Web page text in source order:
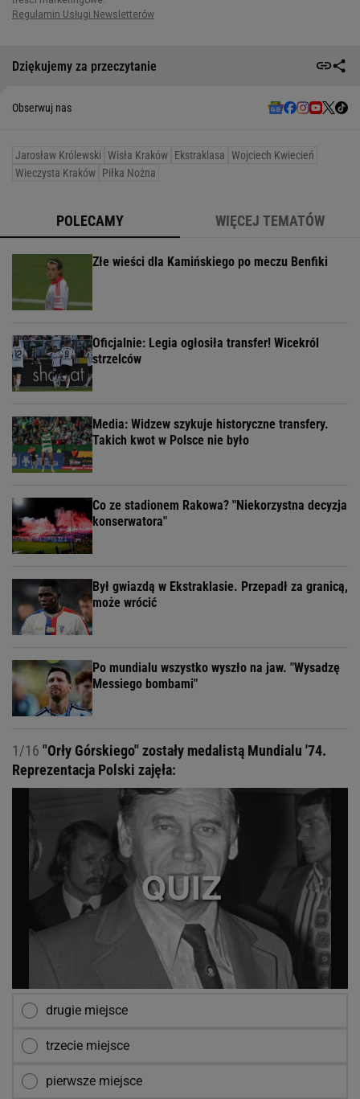
Dziękujemy za przeczytanie
Obserwuj nas
Jarosław Królewski Wisła Kraków Ekstraklasa Wojciech Kwiecień
Wieczysta Kraków Piłka Nożna
POLECAMY WIĘCEJ TEMATÓW
Złe wieści dla Kamińskiego po meczu Benfiki
Oficjalnie: Legia ogłosiła transfer! Wicekról
strzelców
Media: Widzew szykuje historyczne transfery.
Takich kwot w Polsce nie było
Co ze stadionem Rakowa? "Niekorzystna decyzja
konserwatora"
Był gwiazdą w Ekstraklasie. Przepadł za granicą,
może wrócić
Po mundialu wszystko wyszło na jaw. "Wysadzę
Messiego bombami"
1/16 "Orły Górskiego" zostały medalistą Mundialu '74.
Reprezentacja Polski zajęła:
drugie miejsce
trzecie miejsce
pierwsze miejsce